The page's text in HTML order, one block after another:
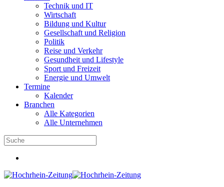
Technik und IT
Wirtschaft
Bildung und Kultur
Gesellschaft und Religion
Politik
Reise und Verkehr
Gesundheit und Lifestyle
Sport und Freizeit
Energie und Umwelt
Termine
Kalender
Branchen
Alle Kategorien
Alle Unternehmen